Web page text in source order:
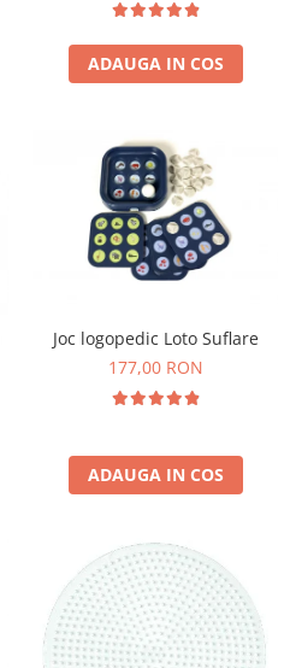
ADAUGA IN COS
Joc logopedic Loto Suflare
177,00 RON
ADAUGA IN COS